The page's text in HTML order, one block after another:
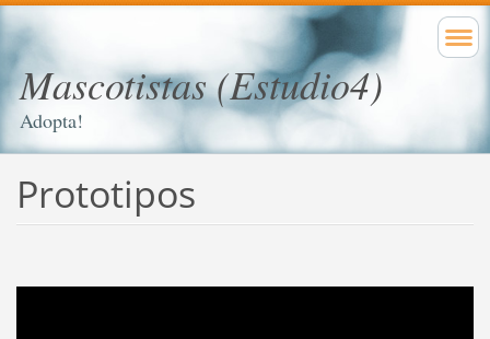
Mascotistas (Estudio4)
Adopta!
Prototipos